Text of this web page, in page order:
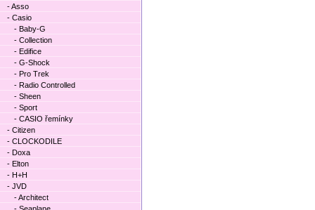
- Asso
- Casio
- Baby-G
- Collection
- Edifice
- G-Shock
- Pro Trek
- Radio Controlled
- Sheen
- Sport
- CASIO řemínky
- Citizen
- CLOCKODILE
- Doxa
- Elton
- H+H
- JVD
- Architect